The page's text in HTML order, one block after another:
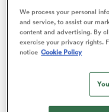
5 Ireland
6 Italy
7 Scotland
Australia
We process your personal
and service, to assist our
content and advertising. By
exercise your privacy rights.
notice Cookie Policy